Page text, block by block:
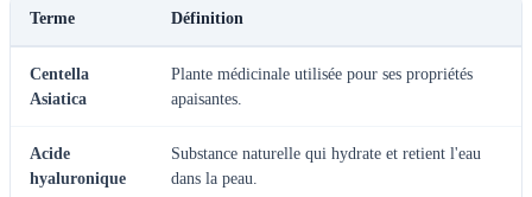
Terme Définition
Centella
Asiatica
Plante médicinale utilisée pour ses propriétés
apaisantes.
Acide
hyaluronique
Substance naturelle qui hydrate et retient l'eau
dans la peau.